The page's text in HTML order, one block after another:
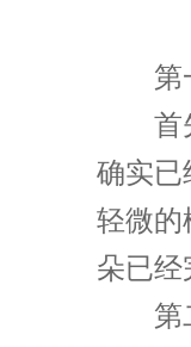
第一
首先
确实已
轻微的
朵已经
第二